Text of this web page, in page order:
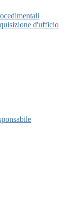
d'ufficio